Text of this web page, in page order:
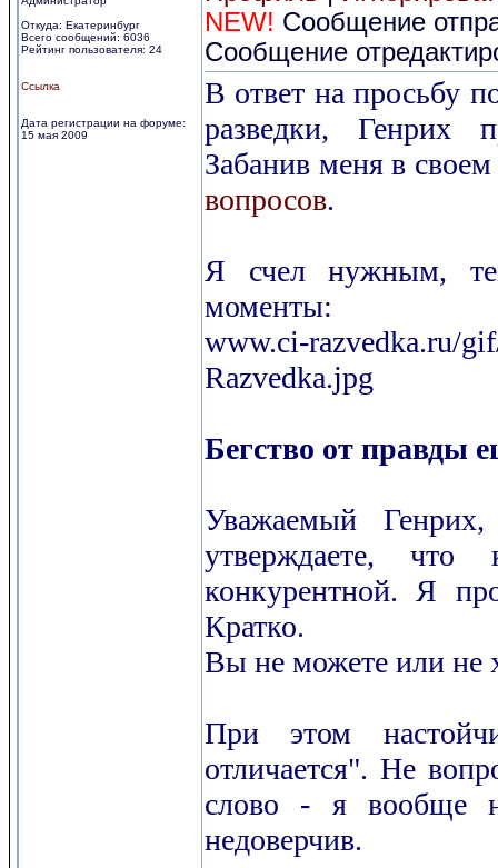
Откуда: Екатеринбург
Всего сообщений: 6036
Рейтинг пользователя: 24
Ссылка
Дата регистрации на форуме:
15 мая 2009
NEW! Сообщение
Сообщение
В ответ на просьбу
разведки, Генрих
Забанив меня в
вопросов.
Я счел нужным,
моменты:
www.ci-razvedka.ru/
Razvedka.jpg
Бегство от правды
Уважаемый
утверждаете, что
конкурентной. Я
Кратко.
Вы не можете или не
При этом
отличается". Не
слово - я вообще
недоверчив.